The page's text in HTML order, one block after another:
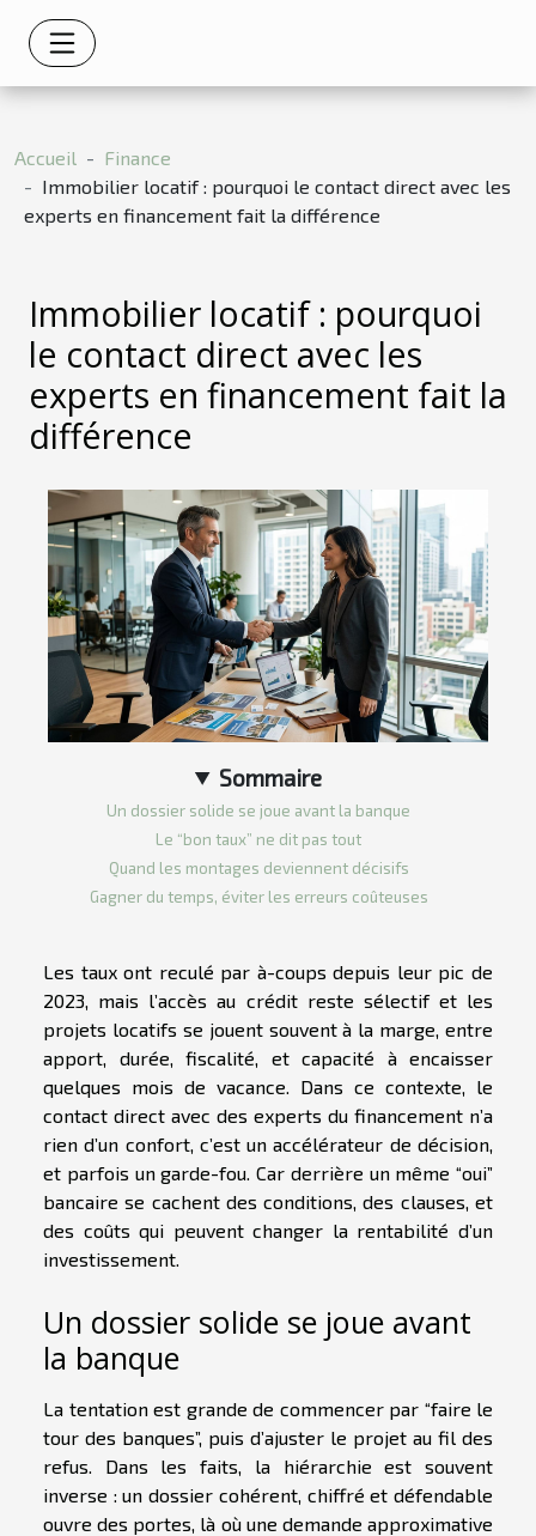
Accueil
Finance
Immobilier locatif : pourquoi le contact direct avec les
experts en financement fait la différence
Immobilier locatif : pourquoi
le contact direct avec les
experts en financement fait la
différence
Sommaire
Un dossier solide se joue avant la banque
Le “bon taux” ne dit pas tout
Quand les montages deviennent décisifs
Gagner du temps, éviter les erreurs coûteuses
Les taux ont reculé par à-coups depuis leur pic de
2023, mais l’accès au crédit reste sélectif et les
projets locatifs se jouent souvent à la marge, entre
apport, durée, fiscalité, et capacité à encaisser
quelques mois de vacance. Dans ce contexte, le
contact direct avec des experts du financement n’a
rien d’un confort, c’est un accélérateur de décision,
et parfois un garde-fou. Car derrière un même “oui”
bancaire se cachent des conditions, des clauses, et
des coûts qui peuvent changer la rentabilité d’un
investissement.
Un dossier solide se joue avant
la banque
La tentation est grande de commencer par “faire le
tour des banques”, puis d’ajuster le projet au fil des
refus. Dans les faits, la hiérarchie est souvent
inverse : un dossier cohérent, chiffré et défendable
ouvre des portes, là où une demande approximative